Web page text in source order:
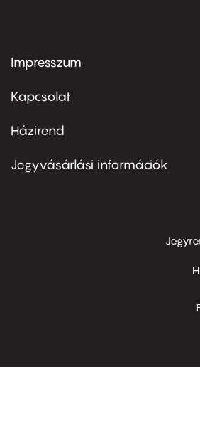
Footer
first
Impresszum
Kapcsolat
Footer
second
Házirend
Jegyvásárlási információk